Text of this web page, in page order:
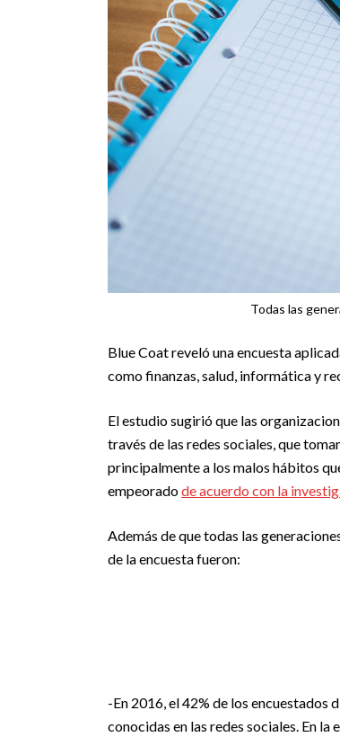
Todas las
Blue Coat reveló una encuesta
como finanzas, salud, informática y
El estudio sugirió que las
través de las redes sociales, que
principalmente a los malos hábitos
empeoradode acuerdo con la
Además de que todas las
de la encuesta fueron:
-En 2016, el 42% de los encuestados
conocidas en las redes sociales. En